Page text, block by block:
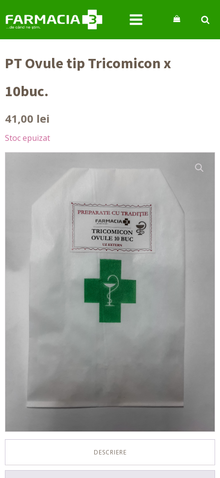
PT Ovule tip Tricomicon x
10buc.
41,00 lei
Stoc epuizat
DESCRIERE